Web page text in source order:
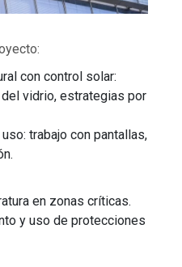
con control solar:
vidrio, estrategias por
trabajo con pantallas,
en zonas críticas.
y uso de protecciones